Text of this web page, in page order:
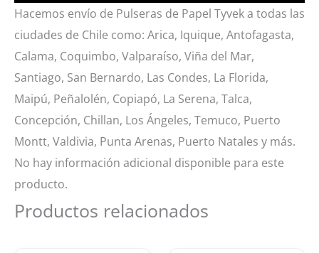
Hacemos envío de Pulseras de Papel Tyvek a todas las
ciudades de Chile como: Arica, Iquique, Antofagasta,
Calama, Coquimbo, Valparaíso, Viña del Mar,
Santiago, San Bernardo, Las Condes, La Florida,
Maipú, Peñalolén, Copiapó, La Serena, Talca,
Concepción, Chillan, Los Ángeles, Temuco, Puerto
Montt, Valdivia, Punta Arenas, Puerto Natales y más.
No hay información adicional disponible para este
producto.
Productos relacionados